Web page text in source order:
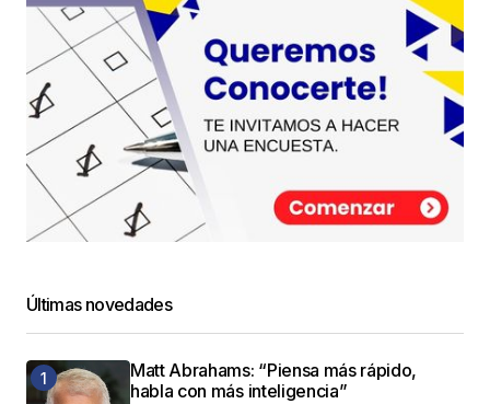
Últimas novedades
Matt Abrahams: “Piensa más rápido,
habla con más inteligencia”